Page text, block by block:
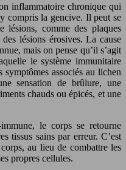
inflammatoire chronique qui
compris la gencive. Il peut se
lésions, comme des plaques
lésions érosives. La cause
mais on pense qu’il s’agit
le système immunitaire
associés au lichen
sensation de brûlure, une
chauds ou épicés, et une
le corps se retourne
tissus sains par erreur. C’est
au lieu de combattre les
propres cellules.